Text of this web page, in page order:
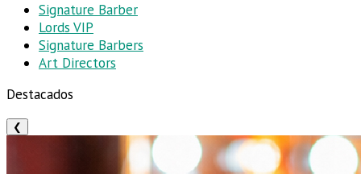
Signature Barber
Lords VIP
Signature Barbers
Art Directors
Destacados
❮